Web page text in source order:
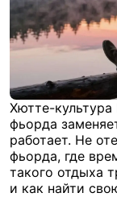
Хютте-
фьорда
работает. Не
фьорда, где
такого отдыха
и как найти